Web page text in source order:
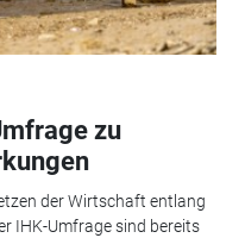
zu
der Wirtschaft entlang
IHK-Umfrage sind bereits